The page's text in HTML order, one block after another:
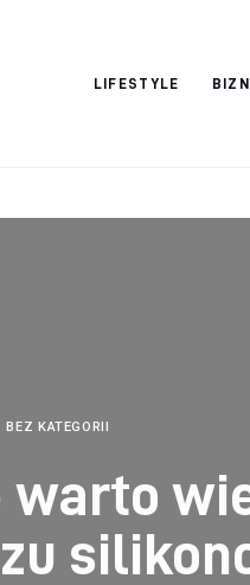
LIFESTYLE
Dreams
BEZ KATEGORII
warto